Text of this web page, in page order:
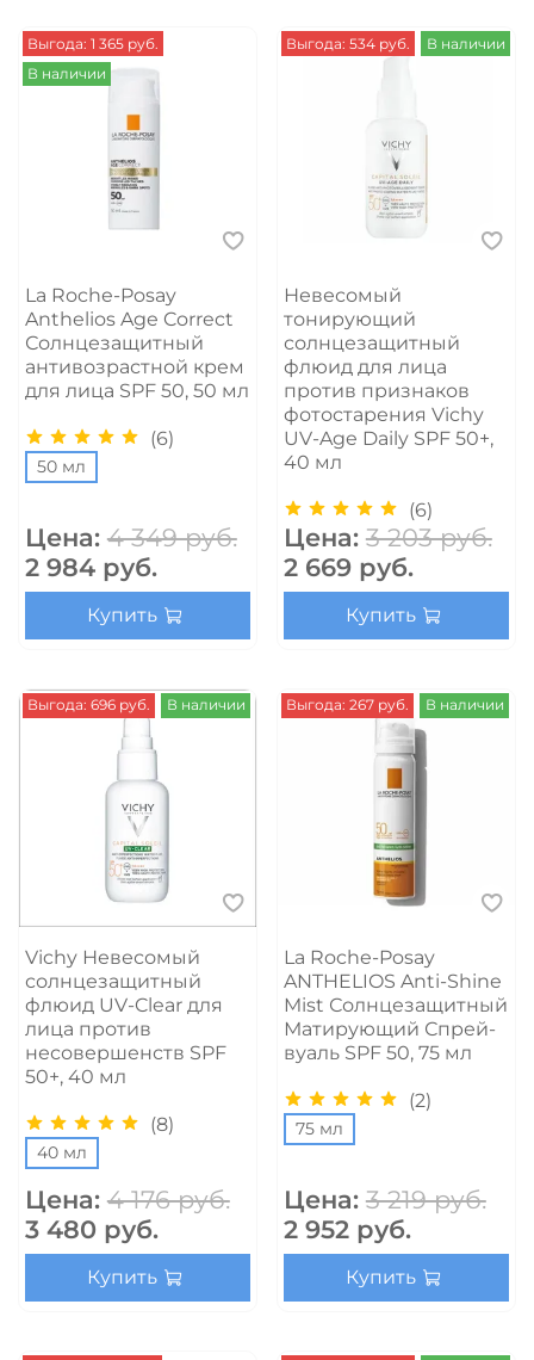
Выгода: 1 365 руб.
В наличии
La Roche-Posay
Anthelios Age Correct
Солнцезащитный
антивозрастной крем
для лица SPF 50, 50 мл
(6)
50 мл
Цена: 4 349 руб.
2 984 руб.
Купить
Выгода: 534 руб. В наличии
Невесомый
тонирующий
солнцезащитный
флюид для лица
против признаков
фотостарения Vichy
UV-Age Daily SPF 50+,
40 мл
(6)
Цена: 3 203 руб.
2 669 руб.
Купить
Выгода: 696 руб. В наличии
Vichy Невесомый
солнцезащитный
флюид UV-Clear для
лица против
несовершенств SPF
50+, 40 мл
(8)
40 мл
Цена: 4 176 руб.
3 480 руб.
Купить
Выгода: 267 руб. В наличии
La Roche-Posay
ANTHELIOS Anti-Shine
Mist Солнцезащитный
Матирующий Спрей-
вуаль SPF 50, 75 мл
(2)
75 мл
Цена: 3 219 руб.
2 952 руб.
Купить